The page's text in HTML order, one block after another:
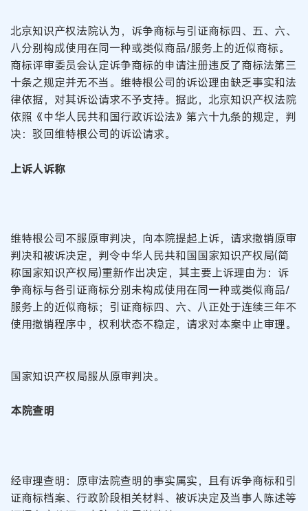
北京知识产权法院认为，诉争商标与引证商标四、五、六、
八分别构成使用在同一种或类似商品/服务上的近似商标。
商标评审委员会认定诉争商标的申请注册违反了商标法第三
十条之规定并无不当。维特根公司的诉讼理由缺乏事实和法
律依据，对其诉讼请求不予支持。据此，北京知识产权法院
依照《中华人民共和国行政诉讼法》第六十九条的规定，判
决：驳回维特根公司的诉讼请求。
上诉人诉称
维特根公司不服原审判决，向本院提起上诉，请求撤销原审
判决和被诉决定，判令中华人民共和国国家知识产权局(简
称国家知识产权局)重新作出决定，其主要上诉理由为：诉
争商标与各引证商标分别未构成使用在同一种或类似商品/
服务上的近似商标；引证商标四、六、八正处于连续三年不
使用撤销程序中，权利状态不稳定，请求对本案中止审理。
国家知识产权局服从原审判决。
本院查明
经审理查明：原审法院查明的事实属实，且有诉争商标和引
证商标档案、行政阶段相关材料、被诉决定及当事人陈述等